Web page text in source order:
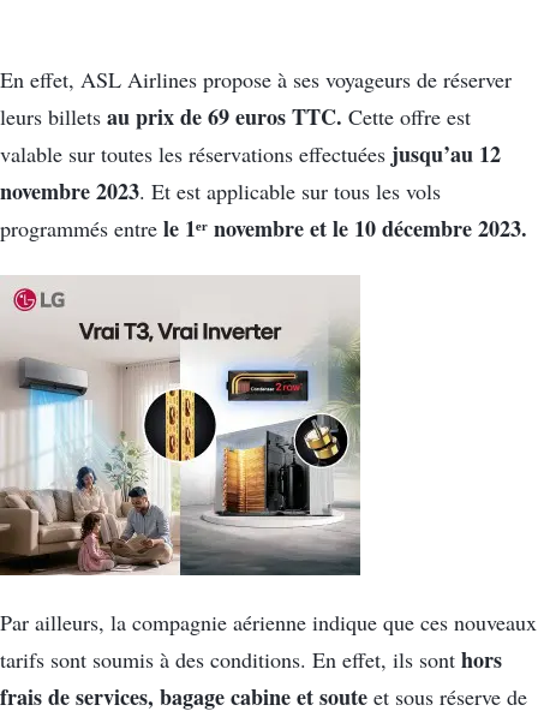
En effet, ASL Airlines propose à ses voyageurs de réserver
leurs billets au prix de 69 euros TTC. Cette offre est
valable sur toutes les réservations effectuées jusqu’au 12
novembre 2023. Et est applicable sur tous les vols
programmés entre le 1ᵉʳ novembre et le 10 décembre 2023.
Par ailleurs, la compagnie aérienne indique que ces nouveaux
tarifs sont soumis à des conditions. En effet, ils sont hors
frais de services, bagage cabine et soute et sous réserve de